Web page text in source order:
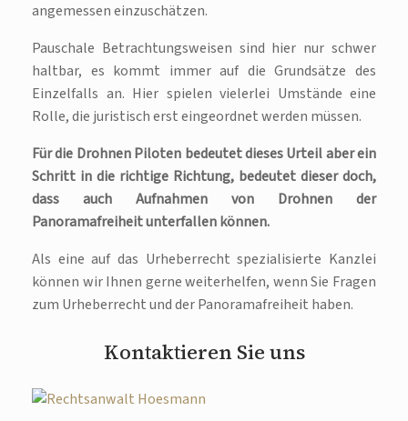
angemessen einzuschätzen.
Pauschale Betrachtungsweisen sind hier nur schwer
haltbar, es kommt immer auf die Grundsätze des
Einzelfalls an. Hier spielen vielerlei Umstände eine
Rolle, die juristisch erst eingeordnet werden müssen.
Für die Drohnen Piloten bedeutet dieses Urteil aber ein
Schritt in die richtige Richtung, bedeutet dieser doch,
dass auch Aufnahmen von Drohnen der
Panoramafreiheit unterfallen können.
Als eine auf das Urheberrecht spezialisierte Kanzlei
können wir Ihnen gerne weiterhelfen, wenn Sie Fragen
zum Urheberrecht und der Panoramafreiheit haben.
Kontaktieren Sie uns